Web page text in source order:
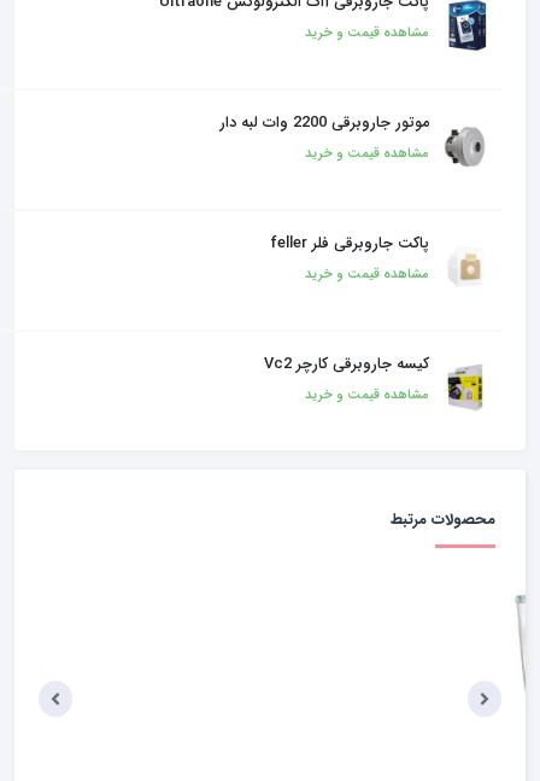
مشاهده قیمت و خرید
موتور جاروبرقی 2200 وات لبه دار
مشاهده قیمت و خرید
پاکت جاروبرقی فلر feller
مشاهده قیمت و خرید
کیسه جاروبرقی کارچر Vc2
مشاهده قیمت و خرید
محصولات مرتبط